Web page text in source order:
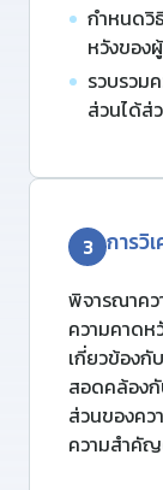
กําหนดวิ
หวังของ
รวบรวม
ส่วนได้ส่
3 การวิ
พิจารณาคว
ความคาด
เกี่ยวข้องกั
สอดคล้องกั
ส่วนของค
ความสําคั